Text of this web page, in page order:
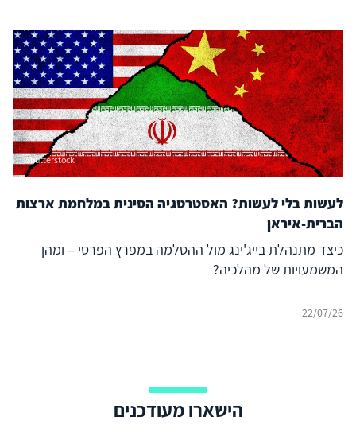
Shutterstock
לעשות בלי לעשות? האסטרטגיה הסינית במלחמת ארצות
הברית-איראן
כיצד מתנהלת בייג'ינג מול ההסלמה במפרץ הפרסי – ומהן
המשמעויות של מהלכיה?
22/07/26
הישארו מעודכנים